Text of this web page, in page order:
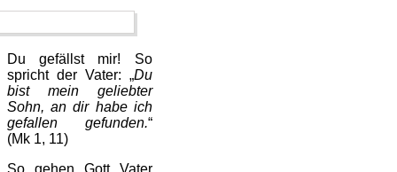
Du gefällst mir! So
spricht der Vater: „Du
bist mein geliebter
Sohn, an dir habe ich
gefallen gefunden.“
(Mk 1, 11)
So gehen Gott Vater